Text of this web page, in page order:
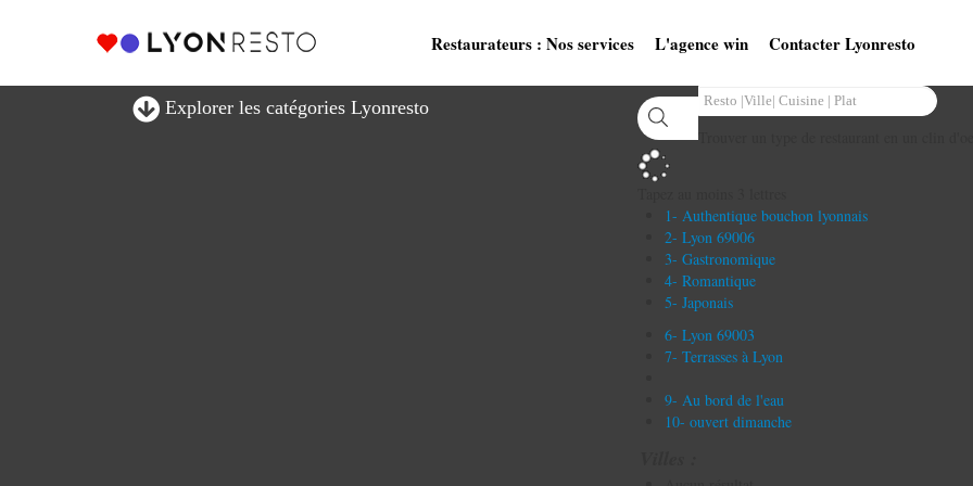
Restaurateurs : Nos services L'agence win Contacter Lyonresto
Explorer les catégories Lyonresto
1- Authentique bouchon lyonnais
2- Lyon 69006
3- Gastronomique
4- Romantique
5- Japonais
6- Lyon 69003
7- Terrasses à Lyon
9- Au bord de l'eau
10- ouvert dimanche